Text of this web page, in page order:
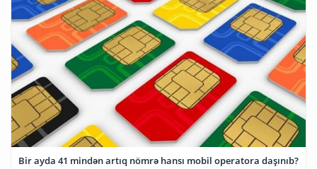
Bir ayda 41 mindən artıq nömrə hansı mobil operatora daşınıb?